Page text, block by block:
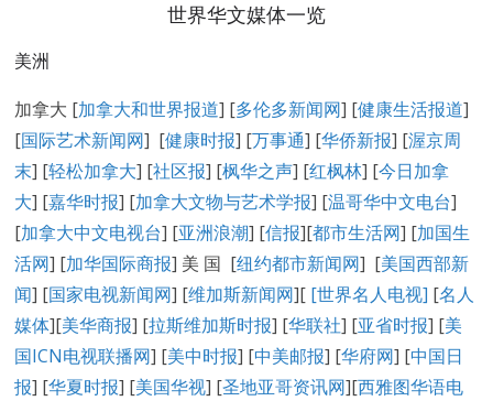
世界华文媒体一览
美洲
加拿大 [加拿大和世界报道] [多伦多新闻网] [健康生活报道]
[国际艺术新闻网] [健康时报] [万事通] [华侨新报] [渥京周
末] [轻松加拿大] [社区报] [枫华之声] [红枫林] [今日加拿
大] [嘉华时报] [加拿大文物与艺术学报] [温哥华中文电台]
[加拿大中文电视台] [亚洲浪潮] [信报][都市生活网] [加国生
活网] [加华国际商报] 美 国 [纽约都市新闻网] [美国西部新
闻] [国家电视新闻网] [维加斯新闻网][ [世界名人电视] [名人
媒体][美华商报] [拉斯维加斯时报] [华联社] [亚省时报] [美
国ICN电视联播网] [美中时报] [中美邮报] [华府网] [中国日
报] [华夏时报] [美国华视] [圣地亚哥资讯网][西雅图华语电